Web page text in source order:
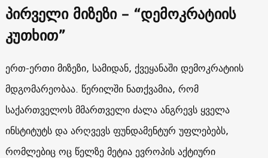
პირველი მიზეზი– “დემოკრატიის
კუთხით”
ერთ-ერთი მიზეზი, სამიდან, ქვეყანაში დემოკრატიის
მდგომარეობაა. წერილში ნათქვამია, რომ
საქართველოს მმართველი ძალა ანგრევს ყველა
ინსტიტუტს და არღვევს ფუნდამენტურ უფლებებს,
რომლებიც ოც წელზე მეტია ევროპის აქტიური